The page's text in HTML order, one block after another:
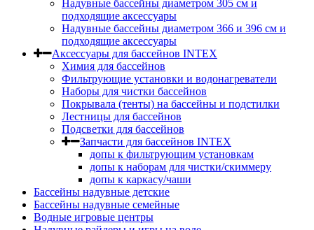
Надувные бассейны диаметром 305 см и
подходящие аксессуары
Надувные бассейны диаметром 366 и 396 см и
подходящие аксессуары
Аксессуары для бассейнов INTEX
Химия для бассейнов
Фильтрующие установки и водонагреватели
Наборы для чистки бассейнов
Покрывала (тенты) на бассейны и подстилки
Лестницы для бассейнов
Подсветки для бассейнов
Запчасти для бассейнов INTEX
допы к фильтрующим установкам
допы к наборам для чистки/скиммеру
допы к каркасу/чаши
Бассейны надувные детские
Бассейны надувные семейные
Водные игровые центры